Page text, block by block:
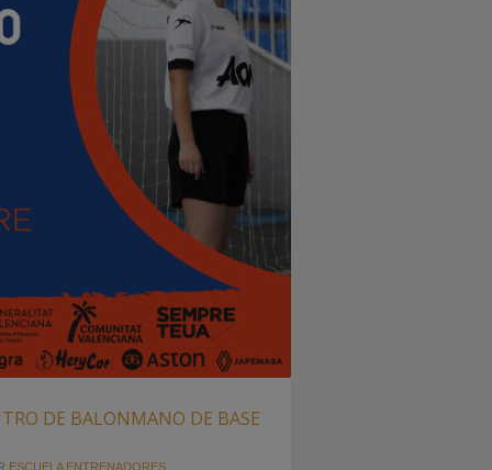
DE BALONMANO DE BASE
ESCUELA ENTRENADORES